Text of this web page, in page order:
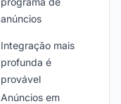
anúncios
Integração mais
profunda é
provável
Anúncios em